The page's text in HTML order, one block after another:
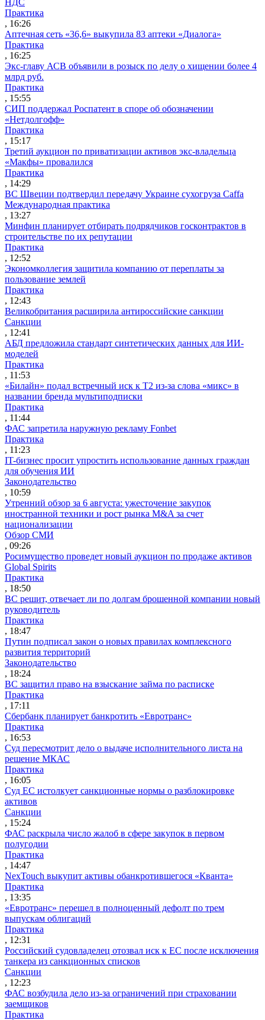
Практика
, 16:26
Аптечная сеть «36,6» выкупила 83 аптеки «Диалога»
Практика
, 16:25
Экс-главу АСВ объявили в розыск по делу о хищении более 4
млрд руб.
Практика
, 15:55
СИП поддержал Роспатент в споре об обозначении
«Нетдолгофф»
Практика
, 15:17
Третий аукцион по приватизации активов экс-владельца
«Макфы» провалился
Практика
, 14:29
ВС Швеции подтвердил передачу Украине сухогруза Caffa
Международная практика
, 13:27
Минфин планирует отбирать подрядчиков госконтрактов в
строительстве по их репутации
Практика
, 12:52
Экономколлегия защитила компанию от переплаты за
пользование землей
Практика
, 12:43
Великобритания расширила антироссийские санкции
Санкции
, 12:41
АБД предложила стандарт синтетических данных для ИИ-
моделей
Практика
, 11:53
«Билайн» подал встречный иск к Т2 из-за слова «микс» в
названии бренда мультиподписки
Практика
, 11:44
ФАС запретила наружную рекламу Fonbet
Практика
, 11:23
IT-бизнес просит упростить использование данных граждан
для обучения ИИ
Законодательство
, 10:59
Утренний обзор за 6 августа: ужесточение закупок
иностранной техники и рост рынка M&A за счет
национализации
Обзор СМИ
, 09:26
Росимущество проведет новый аукцион по продаже активов
Global Spirits
Практика
, 18:50
ВС решит, отвечает ли по долгам брошенной компании новый
руководитель
Практика
, 18:47
Путин подписал закон о новых правилах комплексного
развития территорий
Законодательство
, 18:24
ВС защитил право на взыскание займа по расписке
Практика
, 17:11
Сбербанк планирует банкротить «Евротранс»
Практика
, 16:53
Суд пересмотрит дело о выдаче исполнительного листа на
решение МКАС
Практика
, 16:05
Суд ЕС истолкует санкционные нормы о разблокировке
активов
Санкции
, 15:24
ФАС раскрыла число жалоб в сфере закупок в первом
полугодии
Практика
, 14:47
NexTouch выкупит активы обанкротившегося «Кванта»
Практика
, 13:35
«Евротранс» перешел в полноценный дефолт по трем
выпускам облигаций
Практика
, 12:31
Российский судовладелец отозвал иск к ЕС после исключения
танкера из санкционных списков
Санкции
, 12:23
ФАС возбудила дело из-за ограничений при страховании
заемщиков
Практика